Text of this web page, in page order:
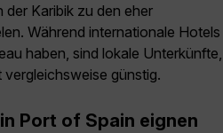
der Karibik zu den eher
Während internationale Hotels
haben, sind lokale Unterkünfte,
vergleichsweise günstig.
Port of Spain eignen